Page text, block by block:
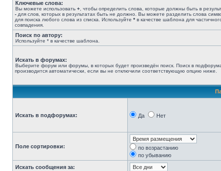
Ключевые слова:
Вы можете использовать + , чтобы определить слова, которые должны быть в
- для слов, которых в результатах быть не должно. Вы можете разделить слова
для поиска любого слова из списка. Используйте * в качестве шаблона для
совпадения.
Поиск по автору:
Используйте * в качестве шаблона.
Искать в форумах:
Выберите форум или форумы, в которых будет произведён поиск. Поиск в
производится автоматически, если вы не отключили соответствующую опцию ниже.
Искать в подфорумах: Да Нет
Поле сортировки:
по возрастанию
по убыванию
Искать сообщения за: